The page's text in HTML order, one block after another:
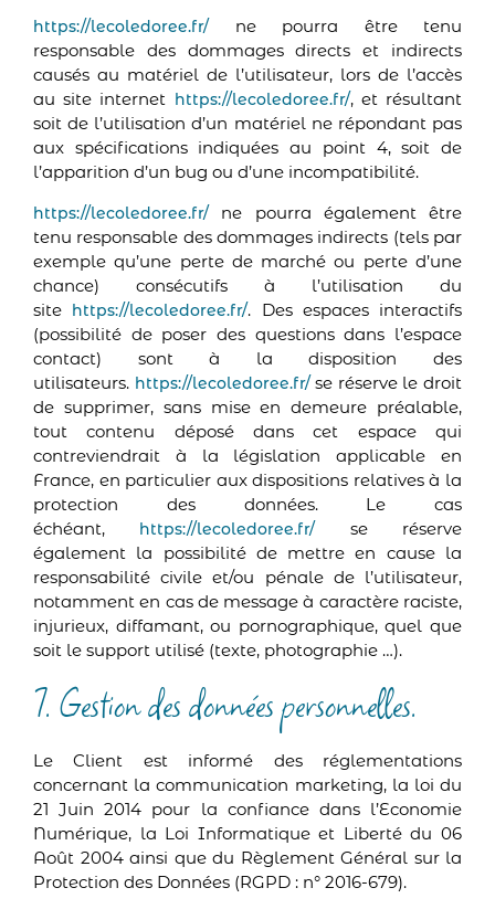
https://lecoledoree.fr/ ne pourra être tenu
responsable des dommages directs et indirects
causés au matériel de l’utilisateur, lors de l’accès
au site internet https://lecoledoree.fr/, et résultant
soit de l’utilisation d’un matériel ne répondant pas
aux spécifications indiquées au point 4, soit de
l’apparition d’un bug ou d’une incompatibilité.
https://lecoledoree.fr/ne pourra également être
tenu responsable des dommages indirects (tels par
exemple qu’une perte de marché ou perte d’une
chance) consécutifs à l’utilisation du
site https://lecoledoree.fr/. Des espaces interactifs
(possibilité de poser des questions dans l’espace
contact) sont à la disposition des
utilisateurs. https://lecoledoree.fr/se réserve le droit
de supprimer, sans mise en demeure préalable,
tout contenu déposé dans cet espace qui
contreviendrait à la législation applicable en
France, en particulier aux dispositions relatives à la
protection des données. Le cas
échéant, https://lecoledoree.fr/se réserve
également la possibilité de mettre en cause la
responsabilité civile et/ou pénale de l’utilisateur,
notamment en cas de message à caractère raciste,
injurieux, diffamant, ou pornographique, quel que
soit le support utilisé (texte, photographie …).
7. Gestion des données personnelles.
Le Client est informé des réglementations
concernant la communication marketing, la loi du
21 Juin 2014 pour la confiance dans l’Economie
Numérique, la Loi Informatique et Liberté du 06
Août 2004 ainsi que du Règlement Général sur la
Protection des Données (RGPD : n° 2016-679).